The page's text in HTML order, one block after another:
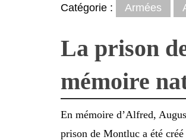
Catégorie : Armées
La prison
mémoire
En mémoire d’Alfred,
prison de Montluc a été